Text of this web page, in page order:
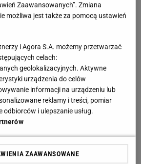
Zaawansowanych”. Zmiana
możliwa jest także za pomocą ustawień
i Agora S.A. możemy przetwarzać
celach:
geolokalizacyjnych. Aktywne
urządzenia do celów
informacji na urządzeniu lub
reklamy i treści, pomiar
odbiorców i ulepszanie usług.
ZAAWANSOWANE